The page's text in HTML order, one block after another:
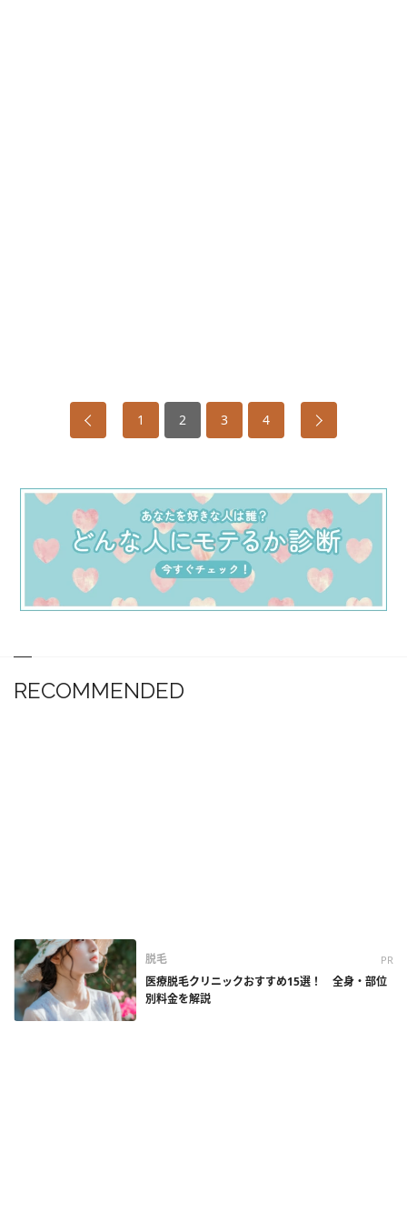
1 2 3 4
RECOMMENDED
脱毛 PR
医療脱毛クリニックおすすめ15選！ 全身・部位
別料金を解説